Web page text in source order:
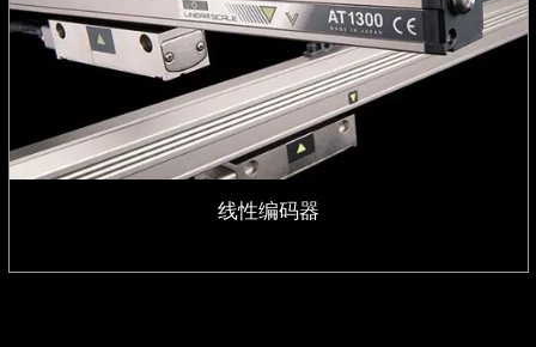
线性编码器
线性编码器